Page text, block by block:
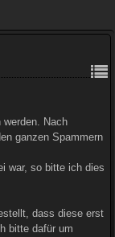
Nach
ganzen Spammern
war, so bitte ich dies
dass diese erst
bitte dafür um